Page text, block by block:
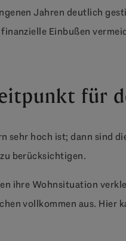
Jahren deutlich
Einbußen
für
sehr hoch ist; dann sind
berücksichtigen.
ihre Wohnsituation
vollkommen aus. Hier